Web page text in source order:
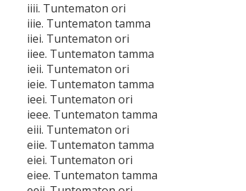
iiii. Tuntematon ori
iiie. Tuntematon tamma
iiei. Tuntematon ori
iiee. Tuntematon tamma
ieii. Tuntematon ori
ieie. Tuntematon tamma
ieei. Tuntematon ori
ieee. Tuntematon tamma
eiii. Tuntematon ori
eiie. Tuntematon tamma
eiei. Tuntematon ori
eiee. Tuntematon tamma